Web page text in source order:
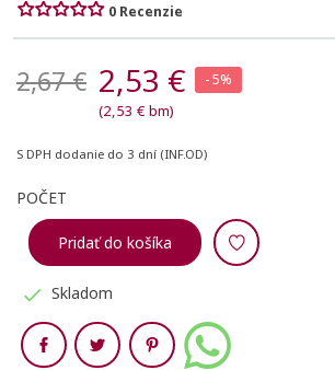
0 Recenzie
2,67 € 2,53 € - 5%
(2,53 € bm)
S DPH dodanie do 3 dní (INF.OD)
POČET
Pridať do košíka
 Skladom
Zdieľaj